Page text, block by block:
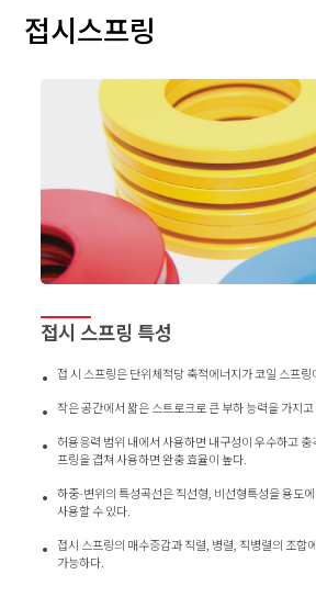
접시스프링
접시 스프링 특성
접 시 스프링은 단위체적당 축적에너지가 코일 스프링
작은 공간에서 짧은 스트로크로 큰 부하 능력을 가지고
허용응력 범위 내에서 사용하면 내구성이 우수하고
프링을 겹쳐 사용하면 완충 효율이 높다.
하중-변위의 특성곡선은 직선형, 비선형특성을 용도
사용할 수 있다.
접시 스프링의 매수증감과 직렬, 병렬, 직병렬의 조합
가능하다.